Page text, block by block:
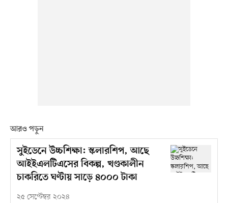
আরও পড়ুন
সুইডেনে উচ্চশিক্ষা: স্কলারশিপ, আছে
আইইএলটিএসের বিকল্প, খণ্ডকালীন
চাকরিতে ঘণ্টায় সাড়ে ৪০০০ টাকা
২৫ সেপ্টেম্বর ২০২৪